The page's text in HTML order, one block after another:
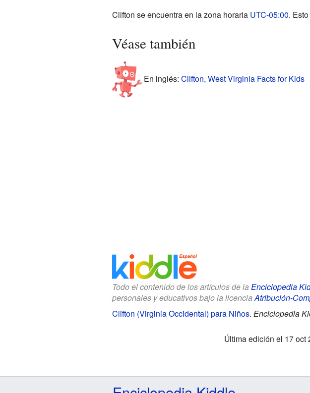
Clifton se encuentra en la zona horaria UTC-05:00.
Véase también
En inglés: Clifton, West Virginia Facts for Kids
Todo el contenido de los artículos de la Enciclopedia
personales y educativos bajo la licenciaAtribución-
Clifton (Virginia Occidental) para Niños. Enciclopedia
Última edición el 17 oct